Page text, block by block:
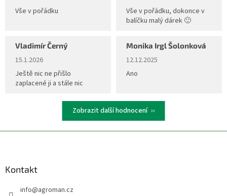
Vše v pořádku
Vše v pořádku, dokonce v
balíčku malý dárek 🙂
Vladimír Černý
Hodnocení obchodu je 5 z 5 hvězdiček.
15.1.2026
Ještě nic ne přišlo
zaplacené ji a stále nic
Monika Irgl Šolonková
Hodnocení obchodu je 5 z 5
12.12.2025
Ano
Zobrazit další hodnocení
Kontakt
info@agroman.cz